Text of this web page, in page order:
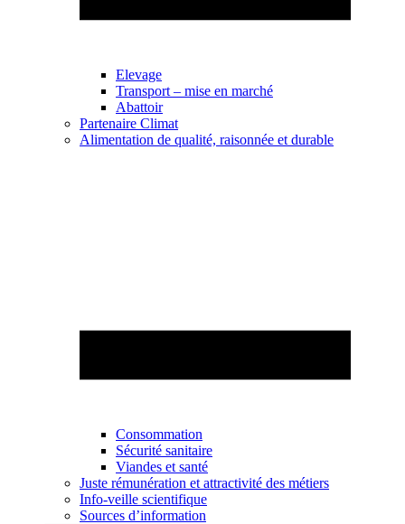
Elevage
Transport – mise en marché
Abattoir
Partenaire Climat
Alimentation de qualité, raisonnée et durable
Consommation
Sécurité sanitaire
Viandes et santé
Juste rémunération et attractivité des métiers
Info-veille scientifique
Sources d’information